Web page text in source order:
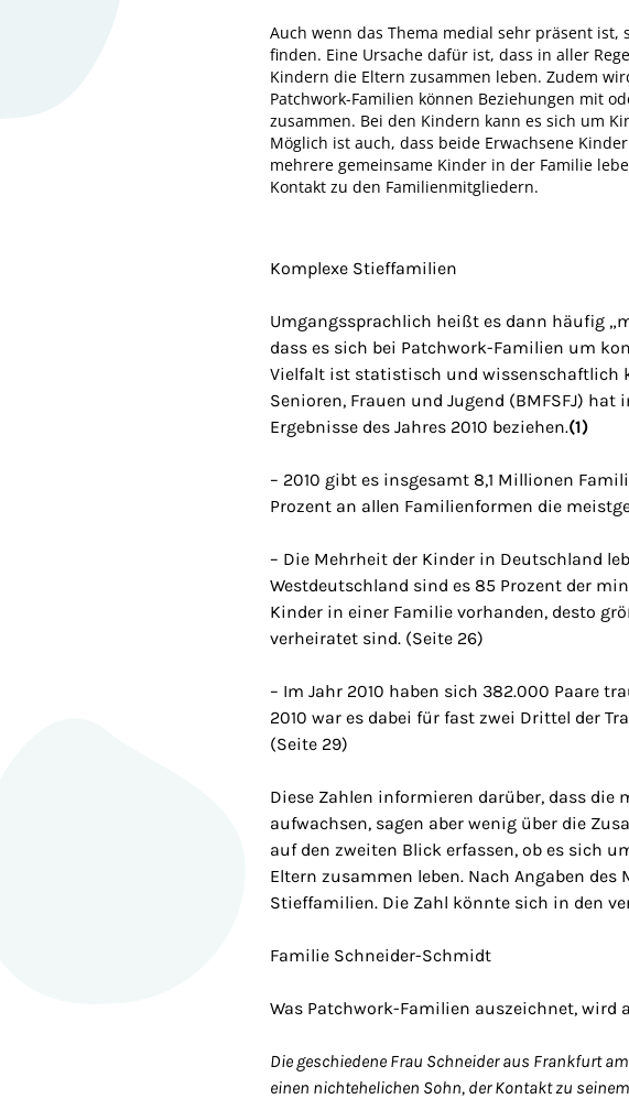
Auch wenn das Thema medial sehr präsent
finden. Eine Ursache dafür ist, dass in aller
Kindern die Eltern zusammen leben. Zudem
Patchwork-Familien können Beziehungen mit
zusammen. Bei den Kindern kann es sich um
Möglich ist auch, dass beide Erwachsene
mehrere gemeinsame Kinder in der Familie
Kontakt zu den Familienmitgliedern.
Komplexe Stieffamilien
Umgangssprachlich heißt es dann häufig
dass es sich bei Patchwork-Familien um
Vielfalt ist statistisch und wissenschaftlich
Senioren, Frauen und Jugend (BMFSFJ)
Ergebnisse des Jahres 2010 beziehen.(1)
– 2010 gibt es insgesamt 8,1 Millionen
Prozent an allen Familienformen die
– Die Mehrheit der Kinder in Deutschland
Westdeutschland sind es 85 Prozent der
Kinder in einer Familie vorhanden, desto
verheiratet sind. (Seite 26)
– Im Jahr 2010 haben sich 382.000 Paare
2010 war es dabei für fast zwei Drittel der
(Seite 29)
Diese Zahlen informieren darüber, dass
aufwachsen, sagen aber wenig über die
auf den zweiten Blick erfassen, ob es sich
Eltern zusammen leben. Nach Angaben
Stieffamilien. Die Zahl könnte sich in den
Familie Schneider-Schmidt
Was Patchwork-Familien auszeichnet, wird
Die geschiedene Frau Schneider aus Frankfurt
einen nichtehelichen Sohn, der Kontakt zu